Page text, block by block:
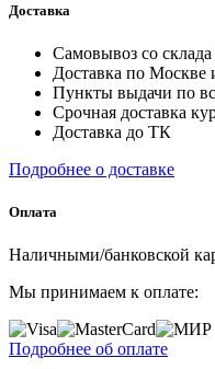
Доставка
Самовывоз со
Доставка по
Пункты выдачи по
Срочная доставка
Доставка до ТК
Подробнее о доставке
Оплата
Наличными/банковской
Мы принимаем к оплате:
Подробнее об оплате